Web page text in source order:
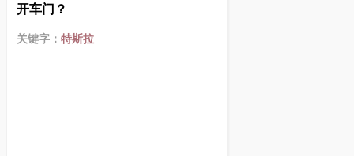
开车门？
关键字： 特斯拉